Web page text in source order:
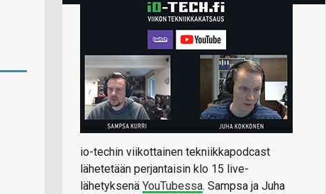
io-techin viikottainen tekniikkapodcast
lähetetään perjantaisin klo 15 live-
lähetyksenä YouTubessa. Sampsa ja Juha